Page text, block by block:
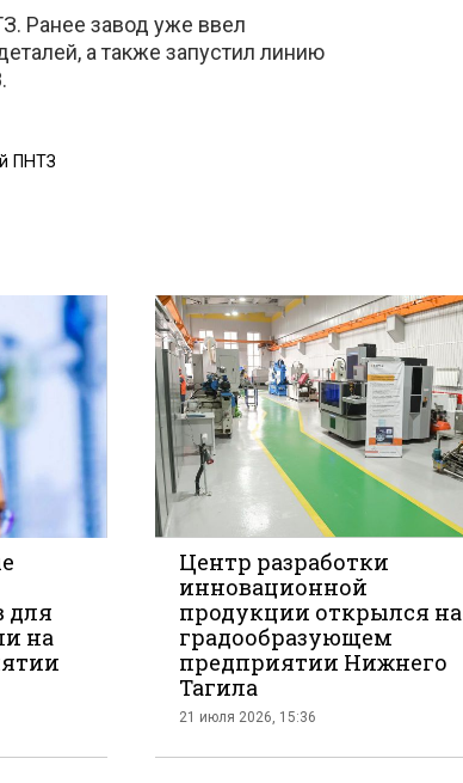
Ранее завод уже ввел
а также запустил линию
ПНТЗ
для
на
Центр разработки
инновационной
продукции открылся на
градообразующем
предприятии Нижнего
Тагила
21 июля 2026, 15:36